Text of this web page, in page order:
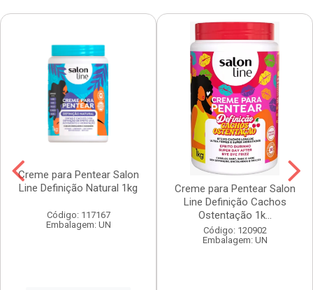
Creme para Pentear Salon
Line Definição Natural 1kg
Código: 117167
Embalagem: UN
Creme para Pentear Salon
Line Definição Cachos
Ostentação 1k...
Código: 120902
Embalagem: UN